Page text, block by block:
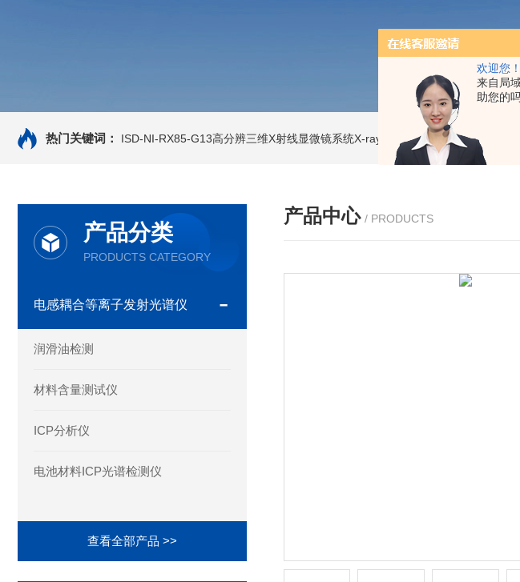
欢迎您！
来自局
助您的
热门关键词： ISD-NI-RX85-G13高分辨三维X射线显微镜系统X-ray CT ISD-NI-RX85-G13CT扫
产品分类
PRODUCTS CATEGORY
电感耦合等离子发射光谱仪
润滑油检测
材料含量测试仪
ICP分析仪
电池材料ICP光谱检测仪
查看全部产品 >>
产品中心 / PRODUCTS